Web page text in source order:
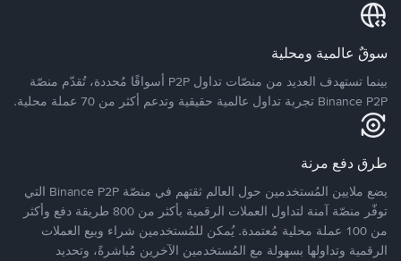
سوقٌ عالمية ومحلية
بينما تستهدف العديد من منصّات تداول P2P أسواقًا مُحددة، تُقدّم منصّة
Binance P2P تجربة تداول عالمية حقيقية وتدعم أكثر من 70 عملة محلية.
طرق دفع مرنة
يضع ملايين المُستخدمين حول العالم ثقتهم في منصّة Binance P2P التي
توفّر منصّة آمنة لتداول العملات الرقمية بأكثر من 800 طريقة دفع وأكثر
من 100 عملة محلية مُعتمدة. يُمكن للمُستخدمين شراء وبيع العملات
الرقمية وتداولها بسهولة مع المُستخدمين الآخرين مُباشرةً، وتحديد